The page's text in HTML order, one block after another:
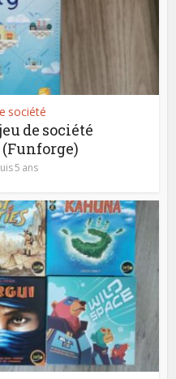
société
de société
5 ans